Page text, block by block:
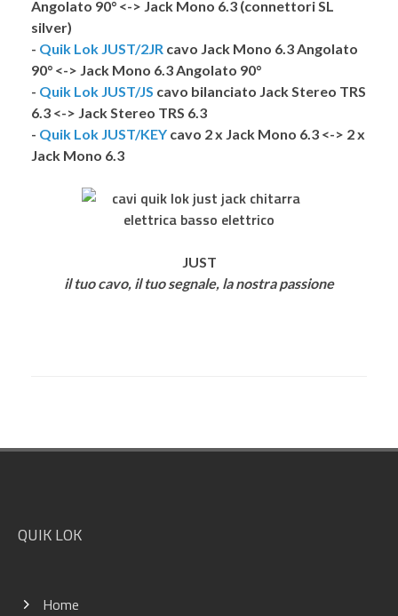
Angolato 90° <-> Jack Mono 6.3 (connettori SL
silver)
- Quik Lok JUST/2JR cavo Jack Mono 6.3 Angolato
90° <-> Jack Mono 6.3 Angolato 90°
- Quik Lok JUST/JS cavo bilanciato Jack Stereo TRS
6.3 <-> Jack Stereo TRS 6.3
- Quik Lok JUST/KEY cavo 2 x Jack Mono 6.3 <-> 2 x
Jack Mono 6.3
JUST
il tuo cavo, il tuo segnale, la nostra passione
QUIK LOK
Home